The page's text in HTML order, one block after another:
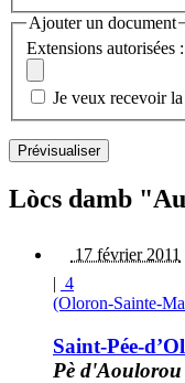
Ajouter un document
Extensions autorisées
Je veux recevoir
Lòcs damb
17 février 2011
| 4
(Oloron-Sainte-
Saint-Pée-
Pè d'Aoulorou